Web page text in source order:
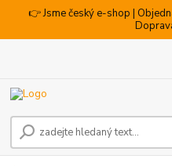
👉 Jsme český e-shop |